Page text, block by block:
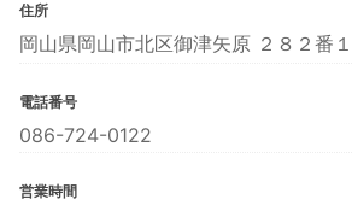
住所
岡山県岡山市北区御津矢原 ２８２番１
電話番号
086-724-0122
営業時間